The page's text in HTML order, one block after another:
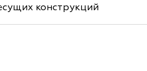
конструкций